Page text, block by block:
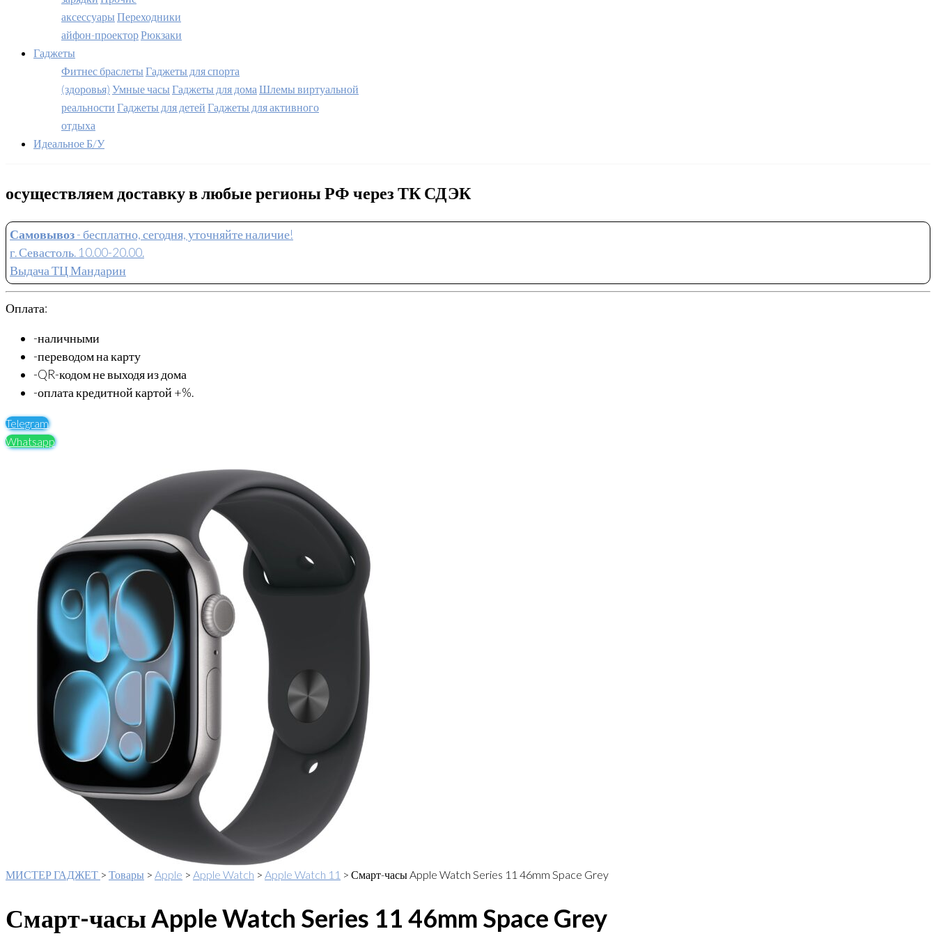
аксессуары Переходники
айфон-проекторРюкзаки
Гаджеты
Фитнес браслеты Гаджеты для спорта
(здоровья) Умные часы Гаджеты для дома Шлемы виртуальной
реальности Гаджеты для детей Гаджеты для активного
отдыха
Идеальное Б/У
осуществляем доставку в любые регионы РФ через ТК СДЭК
Самовывоз- бесплатно, сегодня, уточняйте наличие!
г. Севастоль. 10.00-20.00.
Выдача ТЦ Мандарин
Оплата:
-наличными
-переводом на карту
-QR-кодом не выходя из дома
-оплата кредитной картой +%.
Telegram
Whatsapp
МИСТЕР ГАДЖЕТ > Товары > Apple > Apple Watch > Apple Watch 11 > Смарт-часы Apple Watch Series 11 46mm Space Grey
Смарт-часы Apple Watch Series 11 46mm Space Grey